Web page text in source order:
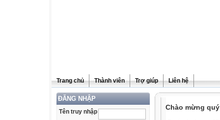
Trang chủ Thành viên Trợ giúp Liên hệ
ĐĂNG NHẬP
Tên truy nhập
Chào mừng